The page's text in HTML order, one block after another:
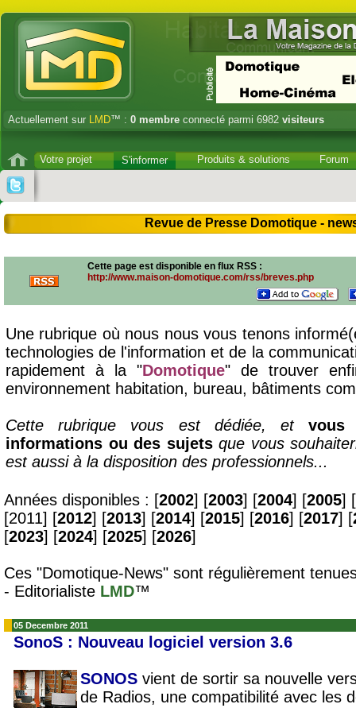
Actuellement sur LMD™ : 0 membre connecté parmi 6982 visiteurs
Votre projet S'informer Produits & solutions Forum
Revue de Presse Domotique -
Cette page est disponible en flux RSS :
http://www.maison-domotique.com/rss/breves.php
Une rubrique où nous nous vous tenons
technologies de l'information et de la
rapidement à la "Domotique" de trouver
environnement habitation, bureau, bâtiments
Cette rubrique vous est dédiée, etvous
informations ou des sujetsque vous
est aussi à la disposition des professionnels...
Années disponibles : [2002] [2003] [2004] [2005] [
[2011] [2012] [2013] [2014] [2015] [2016] [2017] [
[2023] [2024] [2025] [2026]
Ces "Domotique-News" sont régulièrement
- Editorialiste LMD™
05 Decembre 2011
SonoS : Nouveau logiciel version 3.6
SONOS vient de sortir sa nouvelle
de Radios, une compatibilité avec les